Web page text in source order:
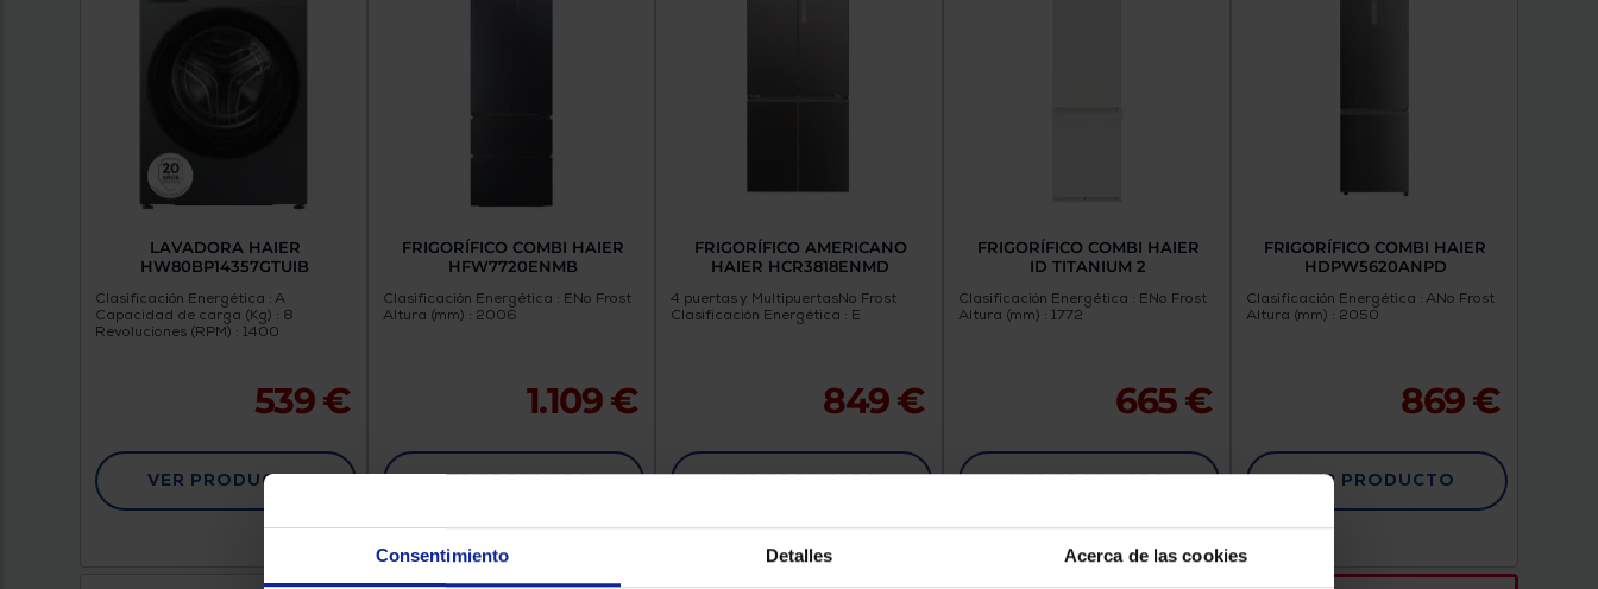
Consentimiento Detalles Acerca de las cookies
LAVADORA HAIER
HW80BP14357GTUIB
Clasificación Energética : A
Capacidad de carga (Kg) : 8
Revoluciones (RPM) : 1400
539 €
VER PRODUCTO
FRIGORÍFICO COMBI HAIER
HFW7720ENMB
Clasificación Energética : ENo Frost
Altura (mm) : 2006
1.109 €
VER PRODUCTO
FRIGORÍFICO AMERICANO
HAIER HCR3818ENMD
4 puertas y MultipuertasNo Frost
Clasificación Energética : E
849 €
VER PRODUCTO
FRIGORÍFICO COMBI HAIER
ID TITANIUM 2
Clasificación Energética : ENo Frost
Altura (mm) : 1772
665 €
VER PRODUCTO
FRIGORÍFICO COMBI HAIER
HDPW5620ANPD
Clasificación Energética : ANo Frost
Altura (mm) : 2050
869 €
VER PRODUCTO